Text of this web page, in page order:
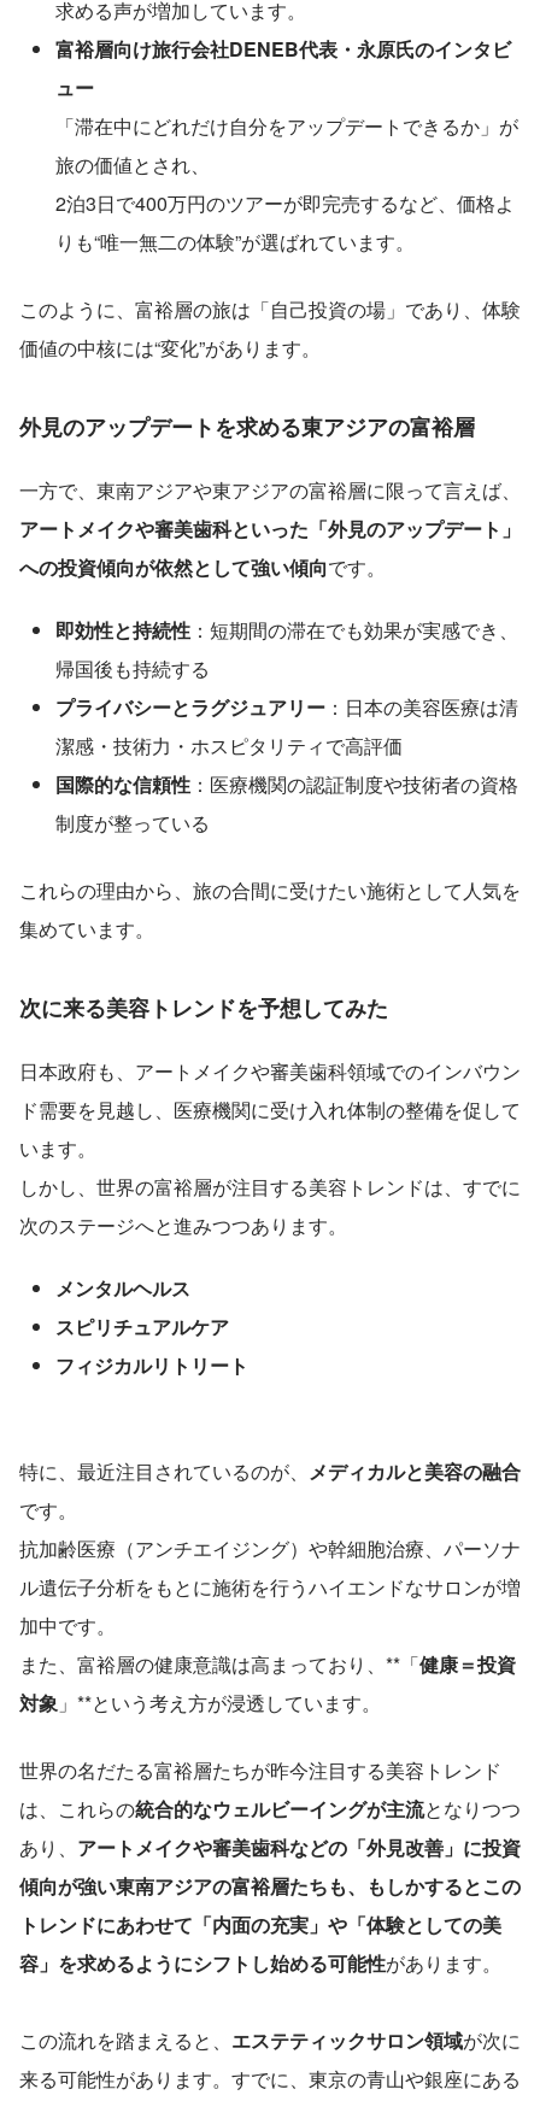
求める声が増加しています。
富裕層向け旅行会社DENEB代表・永原氏のインタビ
ュー
「滞在中にどれだけ自分をアップデートできるか」が
旅の価値とされ、
2泊3日で400万円のツアーが即完売するなど、価格よ
りも“唯一無二の体験”が選ばれています。
このように、富裕層の旅は「自己投資の場」であり、体験
価値の中核には“変化”があります。
外見のアップデートを求める東アジアの富裕層
一方で、東南アジアや東アジアの富裕層に限って言えば、
アートメイクや審美歯科といった「外見のアップデート」
への投資傾向が依然として強い傾向です。
即効性と持続性 ：短期間の滞在でも効果が実感でき、
帰国後も持続する
プライバシーとラグジュアリー ：日本の美容医療は清
潔感・技術力・ホスピタリティで高評価
国際的な信頼性 ：医療機関の認証制度や技術者の資格
制度が整っている
これらの理由から、旅の合間に受けたい施術として人気を
集めています。
次に来る美容トレンドを予想してみた
日本政府も、アートメイクや審美歯科領域でのインバウン
ド需要を見越し、医療機関に受け入れ体制の整備を促して
います。
しかし、世界の富裕層が注目する美容トレンドは、すでに
次のステージへと進みつつあります。
メンタルヘルス
スピリチュアルケア
フィジカルリトリート
特に、最近注目されているのが、 メディカルと美容の融合
です。
抗加齢医療（アンチエイジング）や幹細胞治療、パーソナ
ル遺伝子分析をもとに施術を行うハイエンドなサロンが増
加中です。
また、富裕層の健康意識は高まっており、**「健康＝投資
対象 」**という考え方が浸透しています。
世界の名だたる富裕層たちが昨今注目する美容トレンド
は、これらの統合的なウェルビーイングが主流となりつつ
あり、 アートメイクや審美歯科などの「外見改善」に投資
傾向が強い東南アジアの富裕層たちも、もしかするとこの
トレンドにあわせて「内面の充実」や「体験としての美
容」を求めるようにシフトし始める可能性があります。
この流れを踏まえると、 エステティックサロン領域が次に
来る可能性があります。すでに、東京の青山や銀座にある